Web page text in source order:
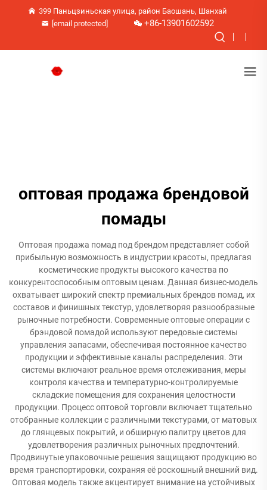
399 Паньцзиньская улица, район Баошань, Шанхай
[email protected]
+86-13901602592
оптовая продажа брендовой
помады
Оптовая продажа помад под брендом представляет собой
прибыльную возможность в индустрии красоты, предлагая
косметические продукты высокого качества по
конкурентоспособным оптовым ценам. Данная бизнес-модель
охватывает широкий спектр премиальных брендов помад, их
составов и финишных текстур, удовлетворяя разнообразные
рыночные потребности. Современные оптовые операции с
брэндовой помадой используют передовые системы
управления запасами, обеспечивая постоянное качество
продукции и эффективные каналы распределения. Эти
системы включают реальное время отслеживания, меры
контроля качества и температурно-контролируемые
складские помещения для сохранения целостности
продукции. Процесс оптовой торговли включает тщательно
отобранные коллекции с различными текстурами, от матовых
до глянцевых покрытий, и обширную палитру цветов для
удовлетворения различных рыночных предпочтений.
Продвинутые упаковочные решения защищают продукцию во
время транспортировки, сохраняя её роскошный внешний вид.
Оптовая модель также акцентирует внимание на устойчивых